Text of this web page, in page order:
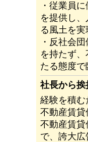
・従業員
を提供し
る風土を実
・反社会
を持たず
たる態度で
社長から挨
経験を積む
不動産賃貸
不動産賃貸
で、誇大